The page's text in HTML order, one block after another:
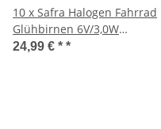
10 x Safra Halogen Fahrrad
Glühbirnen 6V/3,0W
Fahrradbeleuchtung
24,99 € * *